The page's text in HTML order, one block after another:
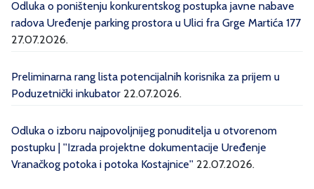
Odluka o poništenju konkurentskog postupka javne nabave
radova Uređenje parking prostora u Ulici fra Grge Martića 177
27.07.2026.
Preliminarna rang lista potencijalnih korisnika za prijem u
Poduzetnički inkubator 22.07.2026.
Odluka o izboru najpovoljnijeg ponuditelja u otvorenom
postupku | ''Izrada projektne dokumentacije Uređenje
Vranačkog potoka i potoka Kostajnice'' 22.07.2026.